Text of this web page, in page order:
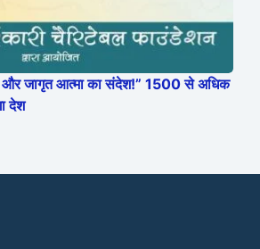
और जागृत आत्मा का संदेश!” 1500 से अधिक
देश